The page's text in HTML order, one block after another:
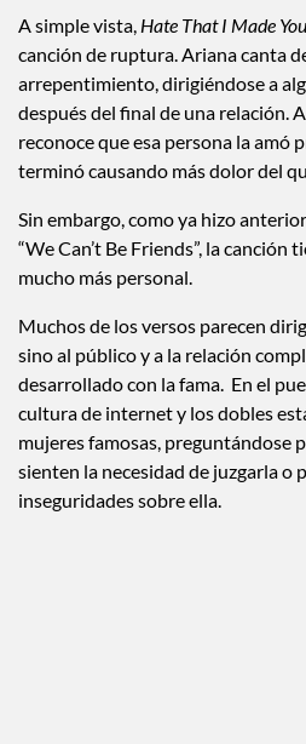
A simple vista, Hate That I Made
canción de ruptura. Ariana canta
arrepentimiento, dirigiéndose a
después del final de una relación.
reconoce que esa persona la amó
terminó causando más dolor del
Sin embargo, como ya hizo
“We Can’t Be Friends”, la canción
mucho más personal.
Muchos de los versos parecen
sino al público y a la relación
desarrollado con la fama. En el
cultura de internet y los dobles
mujeres famosas, preguntándose
sienten la necesidad de juzgarla o
inseguridades sobre ella.